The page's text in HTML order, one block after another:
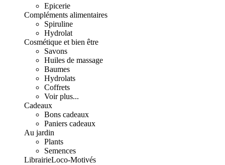
Epicerie
Compléments alimentaires
Spiruline
Hydrolat
Cosmétique et bien être
Savons
Huiles de massage
Baumes
Hydrolats
Coffrets
Voir plus...
Cadeaux
Bons cadeaux
Paniers cadeaux
Au jardin
Plants
Semences
LibrairieLoco-Motivés